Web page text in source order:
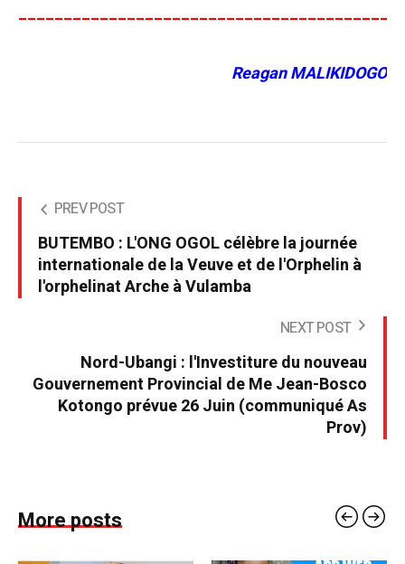
Reagan MALIKIDOGO
PREV POST
BUTEMBO : L'ONG OGOL célèbre la journée
internationale de la Veuve et de l'Orphelin à
l'orphelinat Arche à Vulamba
NEXT POST
Nord-Ubangi : l'Investiture du nouveau
Gouvernement Provincial de Me Jean-Bosco
Kotongo prévue 26 Juin (communiqué As
Prov)
More posts